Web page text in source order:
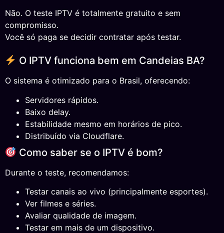
Não. O teste IPTV é totalmente gratuito e sem
compromisso.
Você só paga se decidir contratar após testar.
O IPTV funciona bem em Candeias BA?
O sistema é otimizado para o Brasil, oferecendo:
Servidores rápidos.
Baixo delay.
Estabilidade mesmo em horários de pico.
Distribuído via Cloudflare.
Como saber se o IPTV é bom?
Durante o teste, recomendamos:
Testar canais ao vivo (principalmente esportes).
Ver filmes e séries.
Avaliar qualidade de imagem.
Testar em mais de um dispositivo.